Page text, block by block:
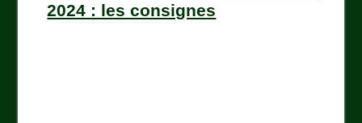
2024 : les consignes